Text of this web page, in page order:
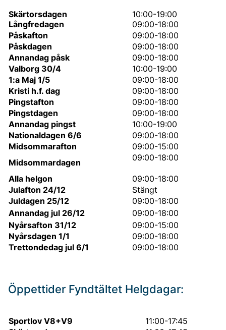
Skärtorsdagen
Långfredagen
10:00-19:00
09:00-18:00
Påskafton
09:00-18:00
Påskdagen
09:00-18:00
Annandag påsk
09:00-18:00
Valborg 30/4
10:00-19:00
1:a Maj 1/5
09:00-18:00
Kristi h.f. dag
09:00-18:00
Pingstafton
09:00-18:00
Pingstdagen
09:00-18:00
Annandag pingst
10:00-19:00
Nationaldagen 6/6
09:00-18:00
Midsommarafton
09:00-15:00
Midsommardagen
09:00-18:00
Alla helgon
09:00-18:00
Julafton 24/12
Stängt
Juldagen 25/12
09:00-18:00
Annandag jul 26/12
09:00-18:00
Nyårsafton 31/12
09:00-15:00
Nyårsdagen 1/1
09:00-18:00
Trettondedag jul 6/1
09:00-18:00
Öppettider Fyndtältet Helgdagar:
Sportlov V8+V9
11:00-17:45